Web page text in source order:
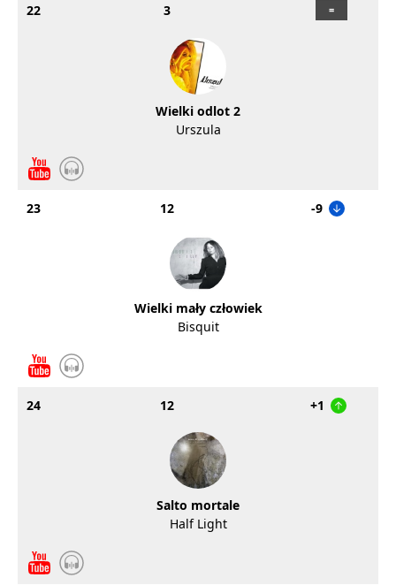
22 3
Wielki odlot 2
Urszula
23 12 -9
Wielki mały człowiek
Bisquit
24 12 +1
Salto mortale
Half Light